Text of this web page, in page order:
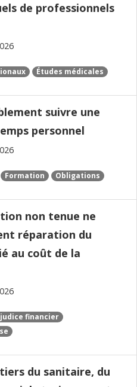
de professionnels
Études médicales
suivre une
personnel
Formation Obligations
non tenue ne
réparation du
au coût de la
financier
du sanitaire, du